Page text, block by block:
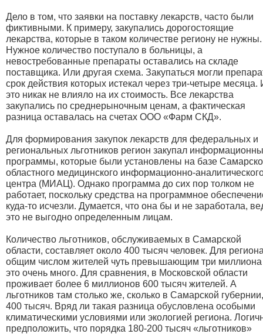
Дело в том, что заявки на поставку лекарств, часто были
фиктивными. К примеру, закупались дорогостоящие
лекарства, которые в таком количестве региону не нужны.
Нужное количество поступало в больницы, а
невостребованные препараты оставались на складе
поставщика. Или другая схема. Закупаться могли
срок действия которых истекал через три-четыре месяца.
это никак не влияло на их стоимость. Все лекарства
закупались по среднерыночным ценам, а фактическая
разница оставалась на счетах ООО «Фарм СКД».
Для формирования закупок лекарств для федеральных и
региональных льготников регион закупал
программы, которые были установлены на базе
областного медицинского информационно-
центра (МИАЦ). Однако программа до сих пор толком не
работает, поскольку средства на программное
куда-то исчезли. Думается, что она бы и не заработала,
это не выгодно определенным лицам.
Количество льготников, обслуживаемых в Самарской
области, составляет около 400 тысяч человек. Для
общим числом жителей чуть превышающим три миллиона
это очень много. Для сравнения, в Московской области
проживает более 6 миллионов 600 тысяч жителей. А
льготников там столько же, сколько в Самарской
400 тысяч. Вряд ли такая разница обусловлена особыми
климатическими условиями или экологией региона.
предположить, что порядка 180-200 тысяч «льготников»